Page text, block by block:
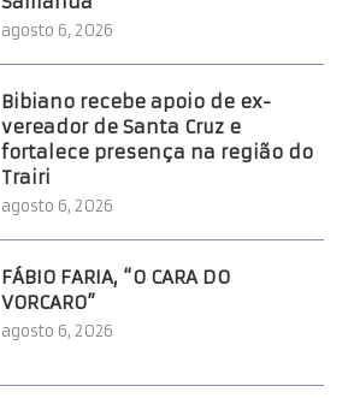
agosto 6, 2026
Bibiano recebe apoio de ex-
vereador de Santa Cruz e
fortalece presença na região do
Trairi
agosto 6, 2026
FÁBIO FARIA, “O CARA DO
VORCARO”
agosto 6, 2026